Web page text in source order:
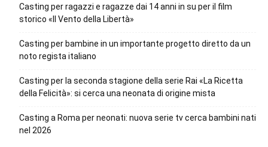
Casting per ragazzi e ragazze dai 14 anni in su per il film
storico «Il Vento della Libertà»
Casting per bambine in un importante progetto diretto da un
noto regista italiano
Casting per la seconda stagione della serie Rai «La Ricetta
della Felicità»: si cerca una neonata di origine mista
Casting a Roma per neonati: nuova serie tv cerca bambini nati
nel 2026